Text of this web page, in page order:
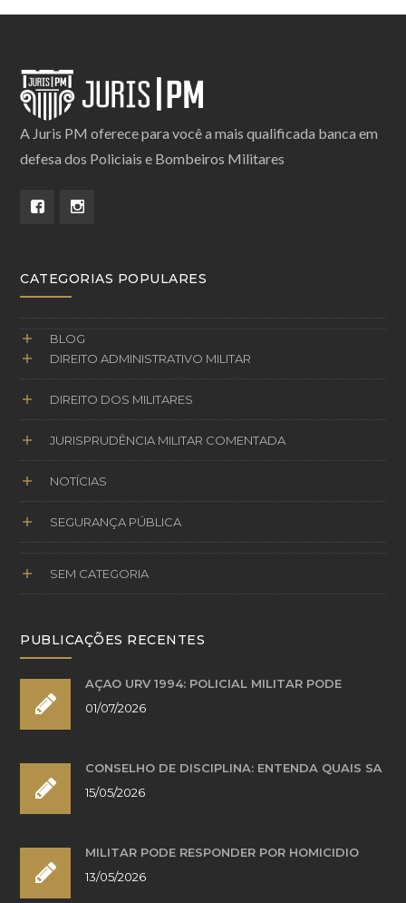
A Juris PM oferece para você a mais qualificada banca em
defesa dos Policiais e Bombeiros Militares
CATEGORIAS POPULARES
BLOG
DIREITO ADMINISTRATIVO MILITAR
DIREITO DOS MILITARES
JURISPRUDÊNCIA MILITAR COMENTADA
NOTÍCIAS
SEGURANÇA PÚBLICA
SEM CATEGORIA
PUBLICAÇÕES RECENTES
AÇÃO URV 1994: POLICIAL MILITAR PODE
01/07/2026
CONSELHO DE DISCIPLINA: ENTENDA QUAIS SÃ
15/05/2026
MILITAR PODE RESPONDER POR HOMICÍDIO
13/05/2026